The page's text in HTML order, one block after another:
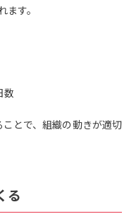
す。
数
とで、組織の動きが適切
る